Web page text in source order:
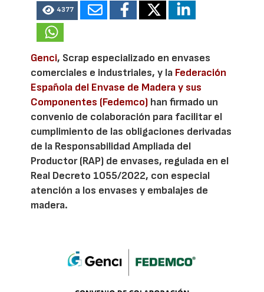
4377
Genci, Scrap especializado en envases
comerciales e industriales, y la Federación
Española del Envase de Madera y sus
Componentes (Fedemco) han firmado un
convenio de colaboración para facilitar el
cumplimiento de las obligaciones derivadas
de la Responsabilidad Ampliada del
Productor (RAP) de envases, regulada en el
Real Decreto 1055/2022, con especial
atención a los envases y embalajes de
madera.